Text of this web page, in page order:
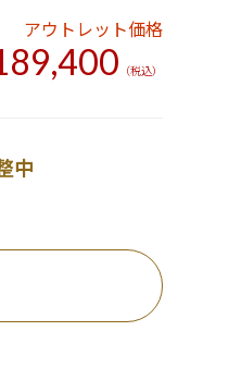
アウトレット価格
（税込）
中